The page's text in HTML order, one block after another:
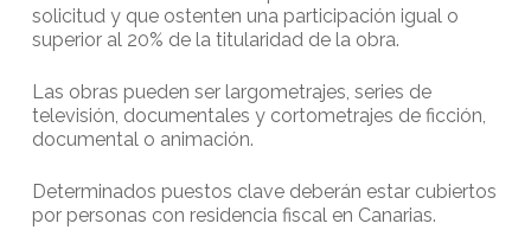
solicitud y que ostenten una participación igual o
superior al 20% de la titularidad de la obra.
Las obras pueden ser largometrajes, series de
televisión, documentales y cortometrajes de ficción,
documental o animación.
Determinados puestos clave deberán estar cubiertos
por personas con residencia fiscal en Canarias.